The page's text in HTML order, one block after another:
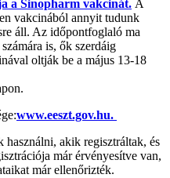
a Sinopharm vakcinát. A
vakcinából annyit tudunk
áll. Az időpontfoglaló ma
is, ők szerdáig
oltják be a május 13-18
www.eeszt.gov.hu.
akik regisztráltak, és
már érvényesítve van,
már ellenőrizték.